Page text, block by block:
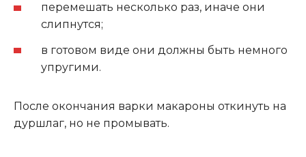
перемешать несколько раз, иначе они
слипнутся;
в готовом виде они должны быть немного
упругими.
После окончания варки макароны откинуть на
дуршлаг, но не промывать.